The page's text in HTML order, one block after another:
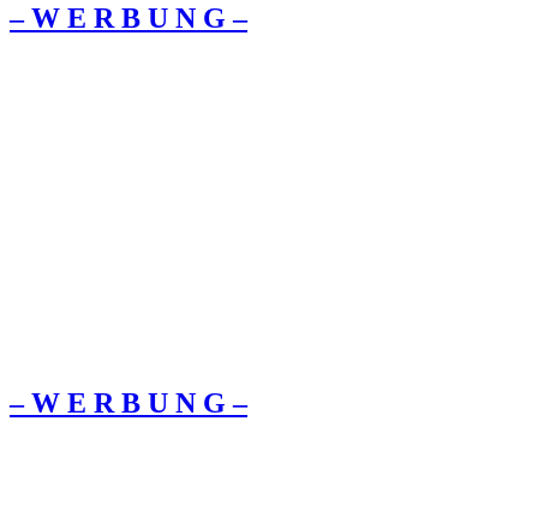
– W Ε R Β U Ν G –
– W Ε R Β U Ν G –